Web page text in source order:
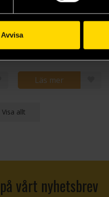
AvvisaDorfromantik
589 kr
Läs mer
Visa allt
vårt nyhetsbrev